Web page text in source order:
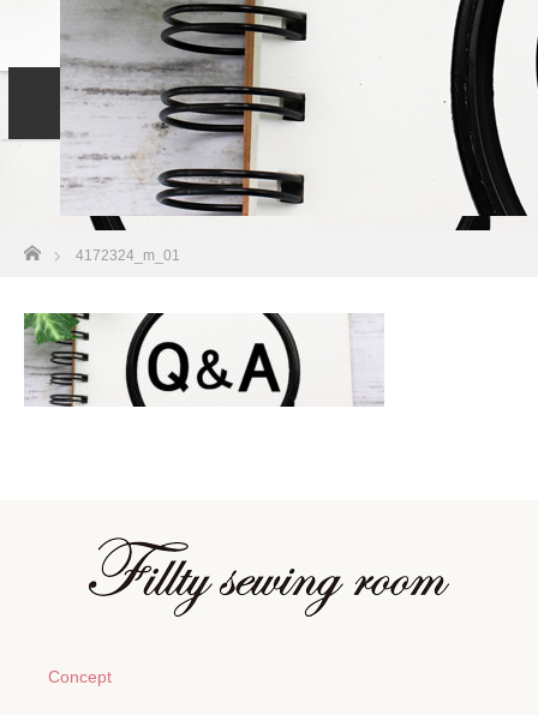
Home コンセプト LINE
Blog Profile
4172324_m_01
ホーム
4172324_m_01
Concept